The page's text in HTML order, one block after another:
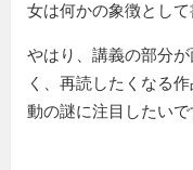
女は何かの象徴として
やはり、講義の部分
く、再読したくなる
動の謎に注目したいで